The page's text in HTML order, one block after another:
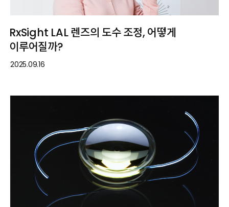
RxSight LAL 렌즈의 도수 조정, 어떻게
이루어질까?
2025.09.16